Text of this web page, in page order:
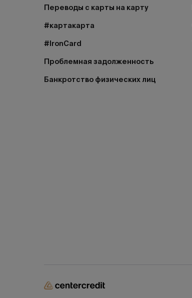
Переводы с карты на карту
#картакарта
#IronCard
Проблемная задолженность
Банкротство физических лиц